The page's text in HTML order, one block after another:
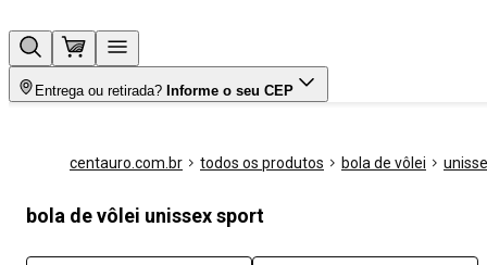
Entrega ou retirada? Informe o seu CEP
centauro.com.br todos os produtos bola de vôlei
bola de vôlei unissex sport